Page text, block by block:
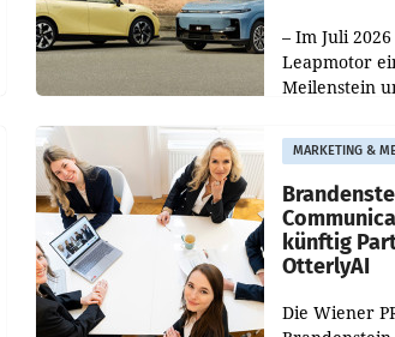
– Im Juli
Leapmotor
Meilenstein
aus, womit
gegenüber
verdoppelte
MARKETING &
künftig
OtterlyAI
Die Wiener